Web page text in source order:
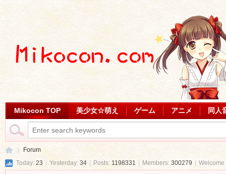
Mikocon TOP 美少女☆萌え ゲーム アニメ 同人
Forum
Today: 23 Yesterday: 34 Posts: 1198331 Members: 300279